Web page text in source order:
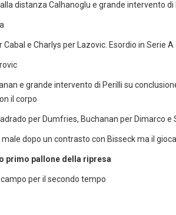
distanza Calhanoglu e grande intervento
e Charlys per Lazovic. Esordio in Serie
e grande intervento di Perilli su
il corpo
per Dumfries, Buchanan per Dimarco
dopo un contrasto con Bisseck ma il
primo pallone della ripresa
per il secondo tempo